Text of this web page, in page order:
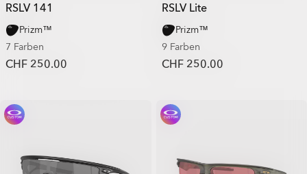
RSLV 141
Prizm™
7 Farben
CHF 250.00
RSLV Lite
Prizm™
9 Farben
CHF 250.00